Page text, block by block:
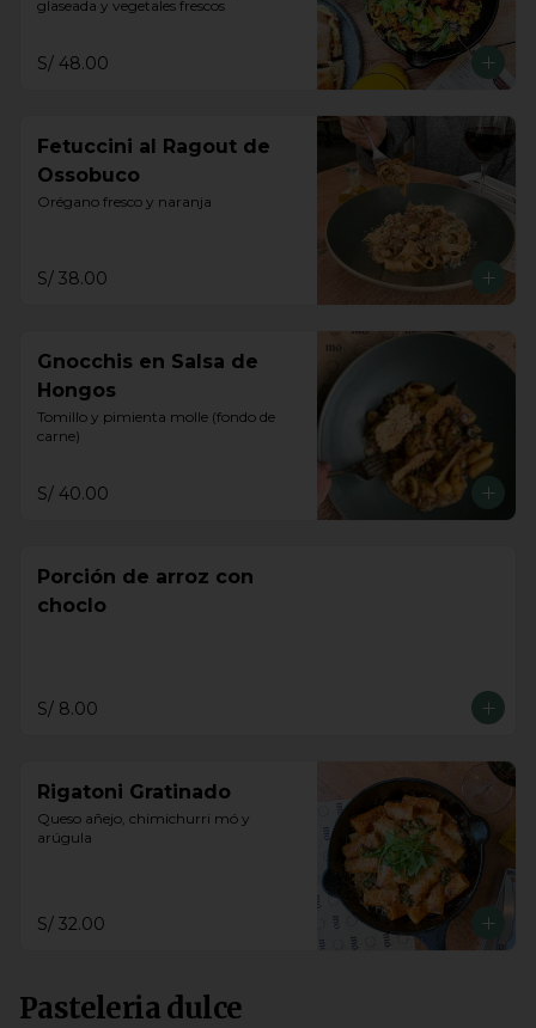
glaseada y vegetales frescos
S/ 48.00
Fetuccini al Ragout de
Ossobuco
Orégano fresco y naranja
S/ 38.00
Gnocchis en Salsa de
Hongos
Tomillo y pimienta molle (fondo de
carne)
S/ 40.00
Porción de arroz con
choclo
S/ 8.00
Rigatoni Gratinado
Queso añejo, chimichurri mó y
arúgula
S/ 32.00
Pasteleria dulce